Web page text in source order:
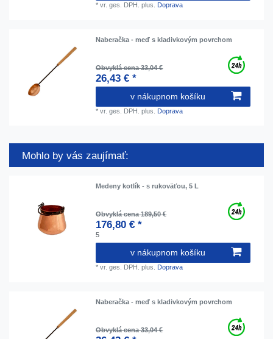
*vr. ges. DPH. plus. Doprava
Naberačka - meď s kladivkovým povrchom
Obvyklá cena 33,04 €
26,43 € *
v nákupnom košíku
*vr. ges. DPH. plus. Doprava
Mohlo by vás zaujímať:
Medeny kotlík - s rukoväťou, 5 L
Obvyklá cena 189,50 €
176,80 € *
5
v nákupnom košíku
*vr. ges. DPH. plus. Doprava
Naberačka - meď s kladivkovým povrchom
Obvyklá cena 33,04 €